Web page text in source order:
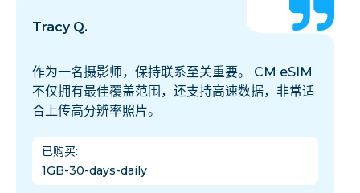
Tracy Q.
作为一名摄影师，保持联系至关重要。 CM eSIM
不仅拥有最佳覆盖范围，还支持高速数据，非常适
合上传高分辨率照片。
已购买:
1GB-30-days-daily